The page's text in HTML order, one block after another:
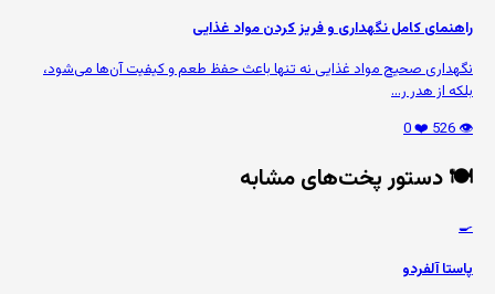
راهنمای کامل نگهداری و فریز کردن مواد غذایی
نگهداری صحیح مواد غذایی نه تنها باعث حفظ طعم و کیفیت آن‌ها می‌شود،
بلکه از هدر ر...
👁️ 526
❤️ 0
🍽️ دستور پخت‌های مشابه
🍳
پاستا آلفردو